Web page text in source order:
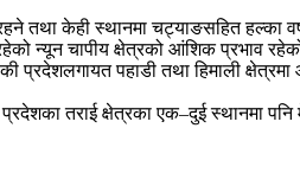
तथा केही स्थानमा चट्याङसहित हल्का
न्यून चापीय क्षेत्रको आंशिक प्रभाव
प्रदेशलगायत पहाडी तथा हिमाली
तराई क्षेत्रका एक–दुई स्थानमा